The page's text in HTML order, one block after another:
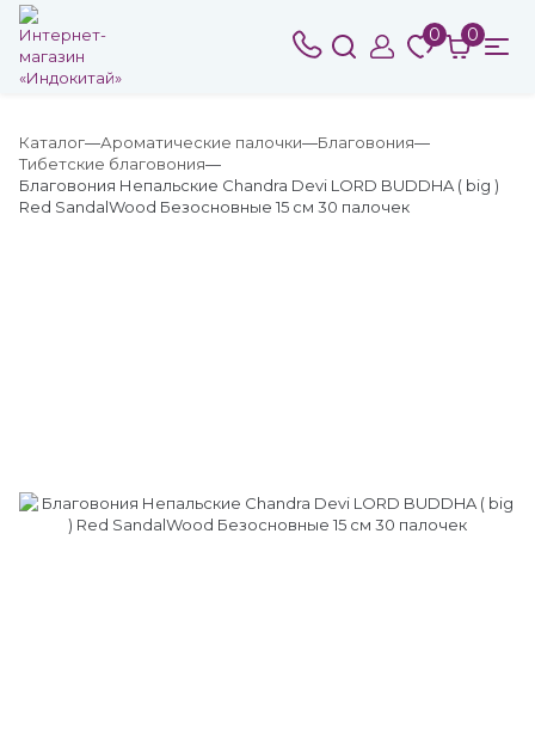
0 0
Каталог Ароматические палочки
Благовония
Тибетские благовония
Благовония Непальские Chandra Devi LORD BUDDHA ( big )
Red SandalWood Безосновные 15 см 30 палочек